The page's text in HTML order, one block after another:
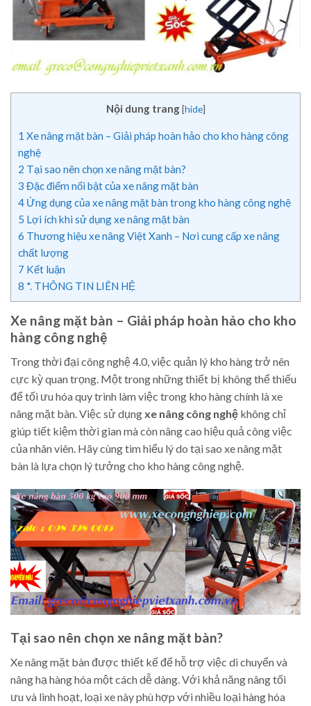
Nội dung trang [hide]
1 Xe nâng mặt bàn – Giải pháp hoàn hảo cho kho hàng công
nghệ
2 Tại sao nên chọn xe nâng mặt bàn?
3 Đặc điểm nổi bật của xe nâng mặt bàn
4 Ứng dụng của xe nâng mặt bàn trong kho hàng công nghệ
5 Lợi ích khi sử dụng xe nâng mặt bàn
6 Thương hiệu xe nâng Việt Xanh – Nơi cung cấp xe nâng
chất lượng
7 Kết luận
8 *. THÔNG TIN LIÊN HỆ
Xe nâng mặt bàn – Giải pháp hoàn hảo cho kho
hàng công nghệ
Trong thời đại công nghệ 4.0, việc quản lý kho hàng trở nên
cực kỳ quan trọng. Một trong những thiết bị không thể thiếu
để tối ưu hóa quy trình làm việc trong kho hàng chính là xe
nâng mặt bàn. Việc sử dụngxe nâng công nghệ không chỉ
giúp tiết kiệm thời gian mà còn nâng cao hiệu quả công việc
của nhân viên. Hãy cùng tìm hiểu lý do tại sao xe nâng mặt
bàn là lựa chọn lý tưởng cho kho hàng công nghệ.
Tại sao nên chọn xe nâng mặt bàn?
Xe nâng mặt bàn được thiết kế để hỗ trợ việc di chuyển và
nâng hạ hàng hóa một cách dễ dàng. Với khả năng nâng tối
ưu và linh hoạt, loại xe này phù hợp với nhiều loại hàng hóa